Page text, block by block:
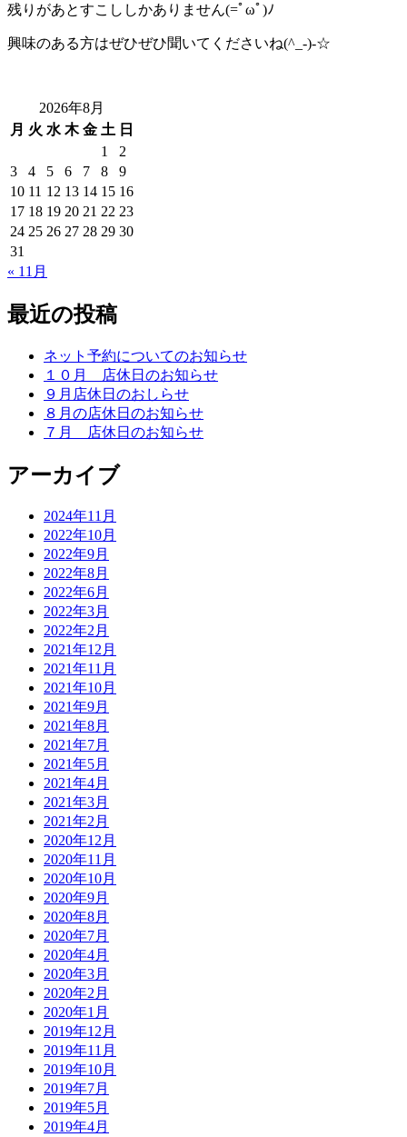
残りがあとすこししかありません(=ﾟωﾟ)ﾉ
興味のある方はぜひぜひ聞いてくださいね(^_-)-☆
2026年8月
月 火 水 木 金 土 日
1
2
3
4 5 6 7 8
9
10 11 12 13 14 15 16
17 18 19 20 21 22 23
24 25 26 27 28 29 30
31
« 11月
最近の投稿
ネット予約についてのお知らせ
１０月 店休日のお知らせ
９月店休日のおしらせ
８月の店休日のお知らせ
７月 店休日のお知らせ
アーカイブ
2024年11月
2022年10月
2022年9月
2022年8月
2022年6月
2022年3月
2022年2月
2021年12月
2021年11月
2021年10月
2021年9月
2021年8月
2021年7月
2021年5月
2021年4月
2021年3月
2021年2月
2020年12月
2020年11月
2020年10月
2020年9月
2020年8月
2020年7月
2020年4月
2020年3月
2020年2月
2020年1月
2019年12月
2019年11月
2019年10月
2019年7月
2019年5月
2019年4月